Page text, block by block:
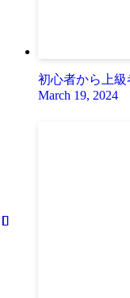
初心者から上
March 19, 2024